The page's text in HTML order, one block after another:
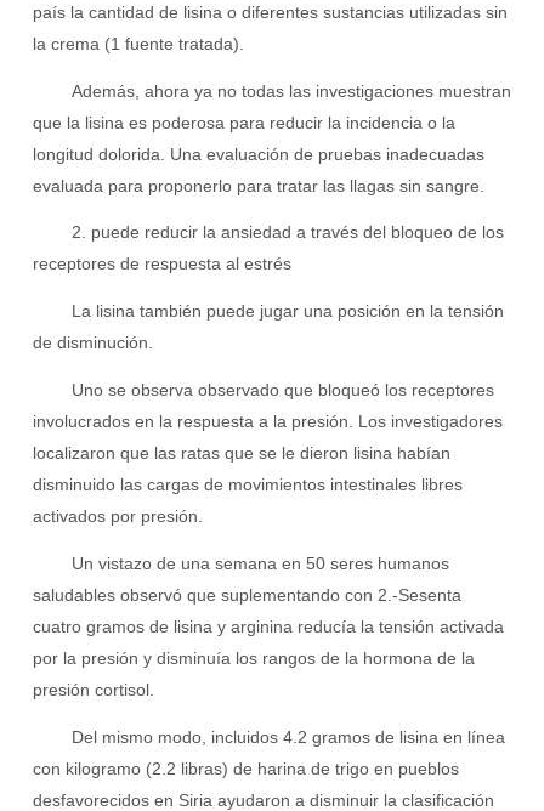
país la cantidad de lisina o diferentes sustancias utilizadas sin
la crema (1 fuente tratada).
Además, ahora ya no todas las investigaciones muestran
que la lisina es poderosa para reducir la incidencia o la
longitud dolorida. Una evaluación de pruebas inadecuadas
evaluada para proponerlo para tratar las llagas sin sangre.
2. puede reducir la ansiedad a través del bloqueo de los
receptores de respuesta al estrés
La lisina también puede jugar una posición en la tensión
de disminución.
Uno se observa observado que bloqueó los receptores
involucrados en la respuesta a la presión. Los investigadores
localizaron que las ratas que se le dieron lisina habían
disminuido las cargas de movimientos intestinales libres
activados por presión.
Un vistazo de una semana en 50 seres humanos
saludables observó que suplementando con 2.-Sesenta
cuatro gramos de lisina y arginina reducía la tensión activada
por la presión y disminuía los rangos de la hormona de la
presión cortisol.
Del mismo modo, incluidos 4.2 gramos de lisina en línea
con kilogramo (2.2 libras) de harina de trigo en pueblos
desfavorecidos en Siria ayudaron a disminuir la clasificación